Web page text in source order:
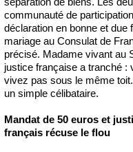
communauté de
déclaration en bonne et
mariage au Consulat de
précisé. Madame vivant au
justice française a tranché :
vivez pas sous le même
un simple célibataire.
Mandat de 50 euros et
français récuse le flou